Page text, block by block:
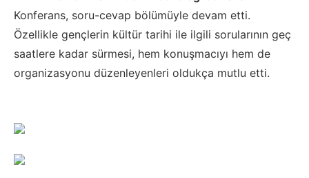
Konferans, soru-cevap bölümüyle devam etti.
Özellikle gençlerin kültür tarihi ile ilgili sorularının geç
saatlere kadar sürmesi, hem konuşmacıyı hem de
organizasyonu düzenleyenleri oldukça mutlu etti.